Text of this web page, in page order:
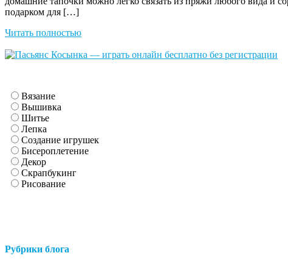
подарком для […]
Читать полностью
Вязание
Вышивка
Шитье
Лепка
Создание игрушек
Бисероплетение
Декор
Скрапбукинг
Рисование
Рубрики блога